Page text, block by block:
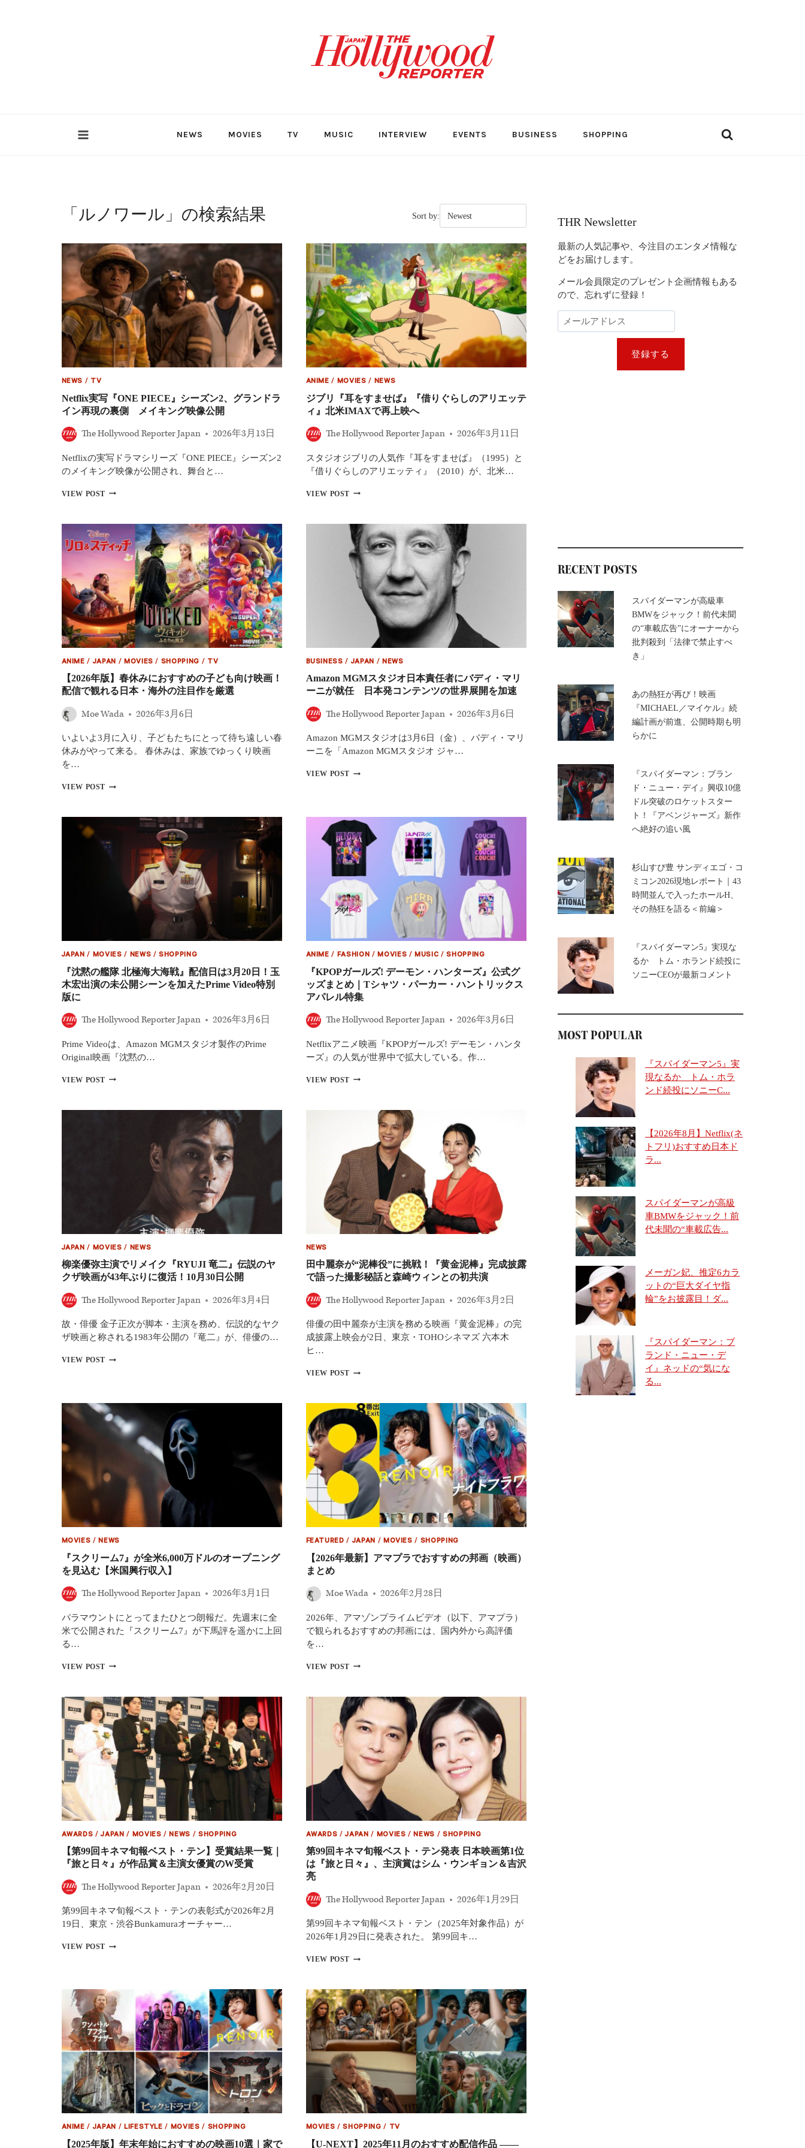
NEWS MOVIES TV MUSIC INTERVIEW EVENTS BUSINESS SHOPPING
「 ルノワール 」の検索結果 Sort by:
NEWS / TV
Netflix実写『ONE PIECE』シーズン2、グランドラ
イン再現の裏側 メイキング映像公開
The Hollywood Reporter Japan 2026年3月13日
Netflixの実写ドラマシリーズ『ONE PIECE』シーズン2
のメイキング映像が公開され、舞台と…
VIEW POSTNETFLIX
『ONE
PIECE』
シ
ン
2、
グ
ラ
ン
ド
ラ
ン
再
現
の
側
イ
キ
映
ANIME / MOVIES / NEWS
ジブリ『耳をすませば』『借りぐらしのアリエッテ
ィ』北米IMAXで再上映へ
The Hollywood Reporter Japan 2026年3月11日
スタジオジブリの人気作『耳をすませば』（1995）と
『借りぐらしのアリエッティ』（2010）が、北米…
VIEW POSTジ
『耳
を
す
ま
せ
ば』
『借
リ
エ
ッ
テ
北
IMAX
で
上
ANIME /JAPAN / MOVIES / SHOPPING / TV
【2026年版】春休みにおすすめの子ども向け映画！
配信で観れる日本・海外の注目作を厳選
Moe Wada 2026年3月6日
いよいよ3月に入り、子どもたちにとって待ち遠しい春
休みがやって来る。 春休みは、家族でゆっくり映画
を…
VIEW POST【2026
春
に
け
映
画！
配
観
る
日
海
注
BUSINESS /JAPAN / NEWS
Amazon MGMスタジオ日本責任者にバディ・マリ
ーニが就任 日本発コンテンツの世界展開を加速
The Hollywood Reporter Japan 2026年3月6日
Amazon MGMスタジオは3月6日（金）、バディ・マリ
ーニを「Amazon MGMスタジオ ジャ…
VIEW POSTAMAZON
日
本
責
者
バ
デ
ー
ニ
が
就
任
本
コ
ン
テ
を
加
速
JAPAN / MOVIES / NEWS /SHOPPING
『沈黙の艦隊 北極海大海戦』配信日は3月20日！玉
木宏出演の未公開シーンを加えたPrime Video特別
版に
The Hollywood Reporter Japan 2026年3月6日
Prime Videoは、Amazon MGMスタジオ製作のPrime
Original映画『沈黙の…
VIEW POST『沈
艦
月
20
日！
玉
宏
演
の
公
を
加
特
ANIME / FASHION /MOVIES /MUSIC /SHOPPING
『KPOPガールズ! デーモン・ハンターズ』公式グ
ッズまとめ｜Tシャツ・パーカー・ハントリックス
アパレル特集
The Hollywood Reporter Japan 2026年3月6日
Netflixアニメ映画『KPOPガールズ! デーモン・ハンタ
ーズ』の人気が世界中で拡大している。作…
VIEW POST『KPOP
モ
ン・
ハ
ン
タ
ー
ズ』
公
ッ
ズ
ま
め
T
シ
パ
ハ
ン
ト
リ
ッ
ク
ス
パ
レ
ル
集
JAPAN / MOVIES / NEWS
柳楽優弥主演でリメイク『RYUJI 竜二』伝説のヤ
クザ映画が43年ぶりに復活！10月30日公開
The Hollywood Reporter Japan 2026年3月4日
故・俳優 金子正次が脚本・主演を務め、伝説的なヤク
ザ映画と称される1983年公開の『竜二』が、俳優の…
VIEW POST柳
演
で
『RYUJI
ヤ
ザ
映
が
年
ぶ
活！
30
日
公
開
NEWS
田中麗奈が“泥棒役”に挑戦！『黄金泥棒』完成披露
で語った撮影秘話と森崎ウィンとの初共演
The Hollywood Reporter Japan 2026年3月2日
俳優の田中麗奈が主演を務める映画『黄金泥棒』の完
成披露上映会が2日、東京・TOHOシネマズ 六本木
ヒ…
VIEW POST田
奈
が“泥
棒
役”に
挑
戦！
『黄
金
棒』
完
成
露
で
語
撮
秘
話
崎
と
の
初
演
MOVIES /NEWS
『スクリーム7』が全米6,000万ドルのオープニング
を見込む【米国興行収入】
The Hollywood Reporter Japan 2026年3月1日
パラマウントにとってまたひとつ朗報だ。先週末に全
米で公開された『スクリーム7』が下馬評を遥かに上回
る…
VIEW POST『ス
ー
ム
7』
が
全
米
6,000
万
プ
ニ
ン
グ
見
む
【米
興
FEATURED /JAPAN / MOVIES / SHOPPING
【2026年最新】アマプラでおすすめの邦画（映画）
まとめ
Moe Wada 2026年2月28日
2026年、アマゾンプライムビデオ（以下、アマプラ）
で観られるおすすめの邦画には、国内外から高評価
を…
VIEW POST【2026
新】
ア
マ
プ
す
め
（映
画）
ま
と
AWARDS /JAPAN / MOVIES /NEWS / SHOPPING
【第99回キネマ旬報ベスト・テン】受賞結果一覧｜
『旅と日々』が作品賞＆主演女優賞のW受賞
The Hollywood Reporter Japan 2026年2月20日
第99回キネマ旬報ベスト・テンの表彰式が2026年2月
19日、東京・渋谷Bunkamuraオーチャー…
VIEW POST【第
ネ
マ
旬
報
ベ
ス
ト・
テ
ン】
受
賞
結
一
覧
AWARDS /JAPAN / MOVIES /NEWS /SHOPPING
第99回キネマ旬報ベスト・テン発表 日本映画第1位
は『旅と日々』、主演賞はシム・ウンギョン＆吉沢
亮
The Hollywood Reporter Japan 2026年1月29日
第99回キネマ旬報ベスト・テン（2025年対象作品）が
2026年1月29日に発表された。 第99回キ…
VIEW POST第
キ
ネ
マ
旬
報
ベ
ス
ト・
テ
ン
発
表
本
映
ANIME /JAPAN / LIFESTYLE / MOVIES / SHOPPING
【2025年版】年末年始におすすめの映画10選｜家で
MOVIES /SHOPPING / TV
【U-NEXT】2025年11月のおすすめ配信作品 ――
THR Newsletter
最新の人気記事や、今注目のエンタメ情報な
どをお届けします。
メール会員限定のプレゼント企画情報もある
ので、忘れずに登録！
登録する
RECENT POSTS
スパイダーマンが高級車
BMWをジャック！前代未聞
の“車載広告”にオーナーから
批判殺到「法律で禁止すべ
き」
あの熱狂が再び！映画
『MICHAEL／マイケル』続
編計画が前進、公開時期も明
らかに
『スパイダーマン：ブラン
ド・ニュー・デイ』興収10億
ドル突破のロケットスター
ト！『アベンジャーズ』新作
へ絶好の追い風
杉山すぴ豊 サンディエゴ・コ
ミコン2026現地レポート｜43
時間並んで入ったホールH、
その熱狂を語る＜前編＞
『スパイダーマン5』実現な
るか トム・ホランド続投に
ソニーCEOが最新コメント
MOST POPULAR
『スパイダーマン5』実
現なるか トム・ホラ
ンド続投にソニーC...
【2026年8月】Netflix(ネ
トフリ)おすすめ日本ド
ラ...
スパイダーマンが高級
車BMWをジャック！前
代未聞の“車載広告...
メーガン妃、推定6カラ
ットの“巨大ダイヤ指
輪”をお披露目！ダ...
『スパイダーマン：ブ
ランド・ニュー・デ
イ』ネッドの“気にな
る...